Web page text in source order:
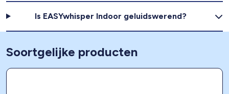
Is EASYwhisper Indoor geluidswerend?
Soortgelijke producten